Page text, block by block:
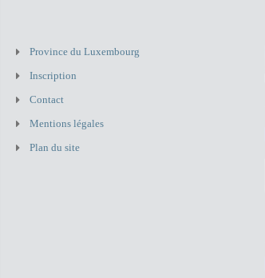
Province du Luxembourg
Inscription
Contact
Mentions légales
Plan du site